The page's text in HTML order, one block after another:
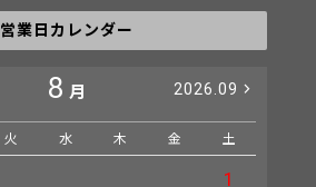
営業日カレンダー
8 月 2026.09
火 水 木 金 土
1